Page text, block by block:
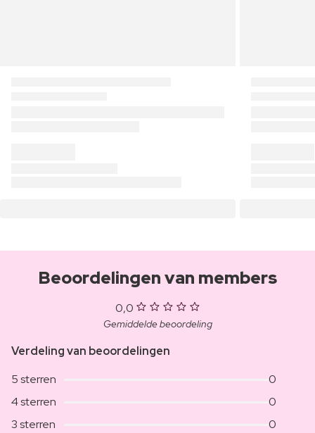
Beoordelingen van members
0,0
Gemiddelde beoordeling
Verdeling van beoordelingen
5 sterren
0
4 sterren
0
3 sterren
0